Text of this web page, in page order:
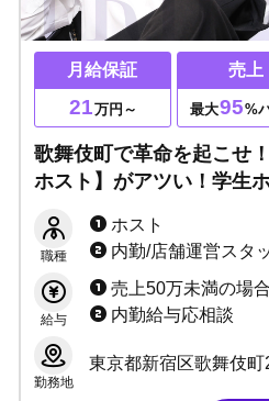
月給保証
21万円～
売上
最大95%
歌舞伎町で革命を起こせ
ホスト】がアツい！学生
上げます！様々な働き方
へぜひ！！
職種
ホスト
内勤/店舗運営スタ
給与
売上50万未満の場合：最低月給21万円+売上バック+指名ポイントバック+各種キャンペーン
内勤給与応相談
勤務地
東京都新宿区歌舞伎